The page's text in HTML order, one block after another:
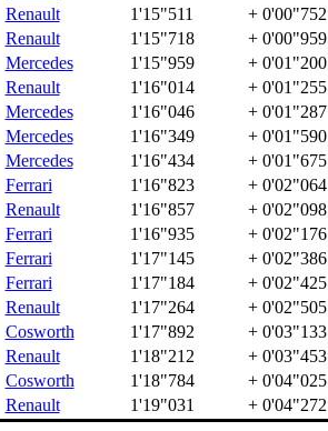
Renault 1'15"511 + 0'00"752
Renault 1'15"718 + 0'00"959
Mercedes 1'15"959 + 0'01"200
Renault 1'16"014 + 0'01"255
Mercedes 1'16"046 + 0'01"287
Mercedes 1'16"349 + 0'01"590
Mercedes 1'16"434 + 0'01"675
Ferrari 1'16"823 + 0'02"064
Renault 1'16"857 + 0'02"098
Ferrari 1'16"935 + 0'02"176
Ferrari 1'17"145 + 0'02"386
Ferrari 1'17"184 + 0'02"425
Renault 1'17"264 + 0'02"505
Cosworth 1'17"892 + 0'03"133
Renault 1'18"212 + 0'03"453
Cosworth 1'18"784 + 0'04"025
Renault 1'19"031 + 0'04"272